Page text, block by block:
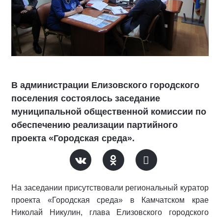
В администрации Елизовского городского
поселения состоялось заседание
муниципальной общественной комиссии по
обеспечению реализации партийного
проекта «Городская среда».
На заседании присутствовали региональный куратор
проекта «Городская среда» в Камчатском крае
Николай Никулин, глава Елизовского городского